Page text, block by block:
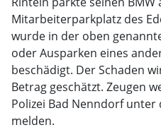
Mitarbeiterparkplatz des
wurde in der oben
oder Ausparken eines
beschädigt. Der Schaden
Betrag geschätzt. Zeugen
Polizei Bad Nenndorf unter
melden.